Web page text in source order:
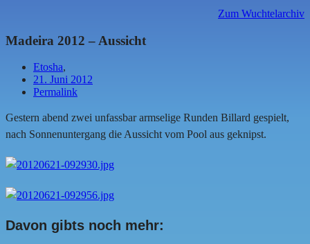
Zum Wuchtelarchiv
Madeira 2012 – Aussicht
Etosha,
21. Juni 2012
Permalink
Gestern abend zwei unfassbar armselige Runden Billard gespielt,
nach Sonnenuntergang die Aussicht vom Pool aus geknipst.
Davon gibts noch mehr: